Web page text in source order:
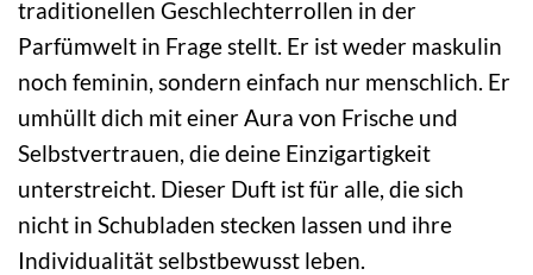
traditionellen Geschlechterrollen in der
Parfümwelt in Frage stellt. Er ist weder maskulin
noch feminin, sondern einfach nur menschlich. Er
umhüllt dich mit einer Aura von Frische und
Selbstvertrauen, die deine Einzigartigkeit
unterstreicht. Dieser Duft ist für alle, die sich
nicht in Schubladen stecken lassen und ihre
Individualität selbstbewusst leben.